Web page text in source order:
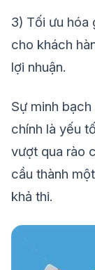
3) Tối ưu hóa
cho khách
lợi nhuận.
Sự minh
chính là yếu
vượt qua rào
cầu thành
khả thi.